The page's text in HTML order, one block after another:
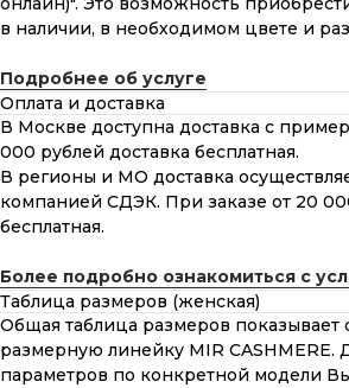
в наличии, в необходимом цвете и
Подробнее об услуге
Оплата и доставка
В Москве доступна доставка с
000 рублей доставка бесплатная.
В регионы и МО доставка
компанией СДЭК. При заказе от 20
бесплатная.
Более подробно ознакомиться с
Таблица размеров (женская)
Общая таблица размеров показывает
размерную линейку MIR CASHMERE.
параметров по конкретной модели